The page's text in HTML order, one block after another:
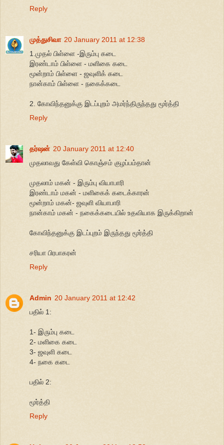
Reply
முத்துசிவா 20 January 2011 at 12:38
1.முதல் பிள்ளை -இரும்பு கடை
இரண்டாம் பிள்ளை - மளிகை கடை
மூன்றாம் பிள்ளை - ஜவுளிக் கடை
நான்காம் பிள்ளை - நகைக்கடை
2. கோவிந்தனுக்கு இடப்புறம் அமர்ந்திருந்தது மூர்த்தி
Reply
தர்ஷன் 20 January 2011 at 12:40
முதலாவது கேள்வி கொஞ்சம் குழப்பம்தான்
முதலாம் மகன் - இரும்பு வியாபாரி
இரண்டாம் மகன் - மளிகைக் கடைக்காரன்
மூன்றாம் மகன்- ஜவுளி வியாபாரி
நான்காம் மகன் - நகைக்கடையில் உதவியாக இருக்கிறான்
கோவிந்தனுக்கு இடப்புறம் இருந்தது மூர்த்தி
சரியா பிரபாகரன்
Reply
Admin 20 January 2011 at 12:42
பதில் 1:
1- இரும்பு கடை
2- மளிகை கடை
3- ஜவுளி கடை
4- நகை கடை
பதில் 2:
மூர்த்தி
Reply